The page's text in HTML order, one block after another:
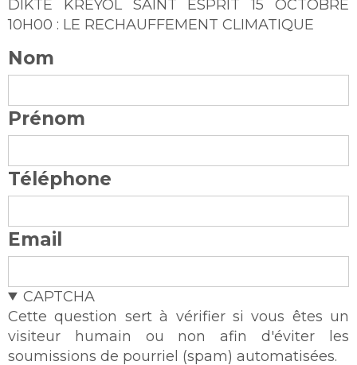
DIKTÉ KRÉYOL SAINT ESPRIT 15 OCTOBRE
10H00 : LE RECHAUFFEMENT CLIMATIQUE
Nom
Prénom
Téléphone
Email
CAPTCHA
Cette question sert à vérifier si vous êtes un
visiteur humain ou non afin d'éviter les
soumissions de pourriel (spam) automatisées.